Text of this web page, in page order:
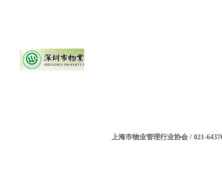
上海市物业管理行业协会 / 021-